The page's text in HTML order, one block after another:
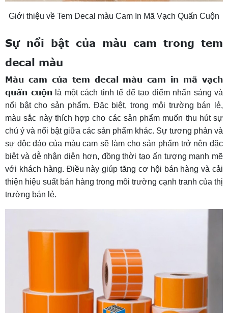
Giới thiệu về Tem Decal màu Cam In Mã Vạch Quấn Cuộn
Sự nổi bật của màu cam trong tem
decal màu
Màu cam của tem decal màu cam in mã vạch
quấn cuộnlà một cách tinh tế để tạo điểm nhấn sáng và
nổi bật cho sản phẩm. Đặc biệt, trong môi trường bán lẻ,
màu sắc này thích hợp cho các sản phẩm muốn thu hút sự
chú ý và nổi bật giữa các sản phẩm khác. Sự tương phản và
sự độc đáo của màu cam sẽ làm cho sản phẩm trở nên đặc
biệt và dễ nhận diện hơn, đồng thời tạo ấn tượng mạnh mẽ
với khách hàng. Điều này giúp tăng cơ hội bán hàng và cải
thiện hiệu suất bán hàng trong môi trường cạnh tranh của thị
trường bán lẻ.